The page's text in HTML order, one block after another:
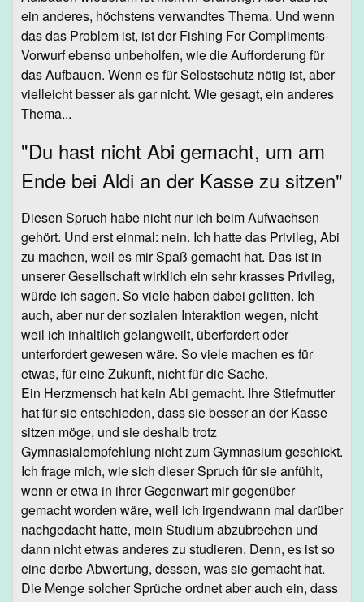
ein anderes, höchstens verwandtes Thema. Und wenn
das das Problem ist, ist der Fishing For Compliments-
Vorwurf ebenso unbeholfen, wie die Aufforderung für
das Aufbauen. Wenn es für Selbstschutz nötig ist, aber
vielleicht besser als gar nicht. Wie gesagt, ein anderes
Thema...
"Du hast nicht Abi gemacht, um am
Ende bei Aldi an der Kasse zu sitzen"
Diesen Spruch habe nicht nur ich beim Aufwachsen
gehört. Und erst einmal: nein. Ich hatte das Privileg, Abi
zu machen, weil es mir Spaß gemacht hat. Das ist in
unserer Gesellschaft wirklich ein sehr krasses Privileg,
würde ich sagen. So viele haben dabei gelitten. Ich
auch, aber nur der sozialen Interaktion wegen, nicht
weil ich inhaltlich gelangweilt, überfordert oder
unterfordert gewesen wäre. So viele machen es für
etwas, für eine Zukunft, nicht für die Sache.
Ein Herzmensch hat kein Abi gemacht. Ihre Stiefmutter
hat für sie entschieden, dass sie besser an der Kasse
sitzen möge, und sie deshalb trotz
Gymnasialempfehlung nicht zum Gymnasium geschickt.
Ich frage mich, wie sich dieser Spruch für sie anfühlt,
wenn er etwa in ihrer Gegenwart mir gegenüber
gemacht worden wäre, weil ich irgendwann mal darüber
nachgedacht hatte, mein Studium abzubrechen und
dann nicht etwas anderes zu studieren. Denn, es ist so
eine derbe Abwertung, dessen, was sie gemacht hat.
Die Menge solcher Sprüche ordnet aber auch ein, dass